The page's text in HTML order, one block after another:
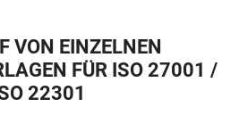
VON EINZELNEN
FÜR ISO 27001 /
22301